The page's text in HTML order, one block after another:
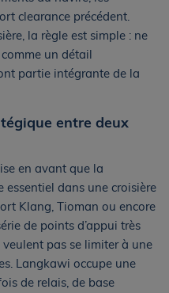
clearance précédent.
la règle est simple : ne
un détail
partie intégrante de la
entre deux
en avant que la
dans une croisière
Klang, Tioman ou encore
de points d’appui très
pas se limiter à une
Langkawi occupe une
de relais, de base